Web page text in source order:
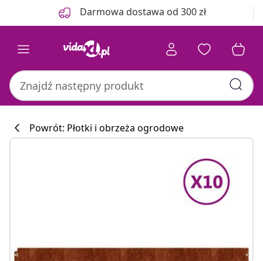
Darmowa dostawa od 300 zł
Powrót: Płotki i obrzeża ogrodowe